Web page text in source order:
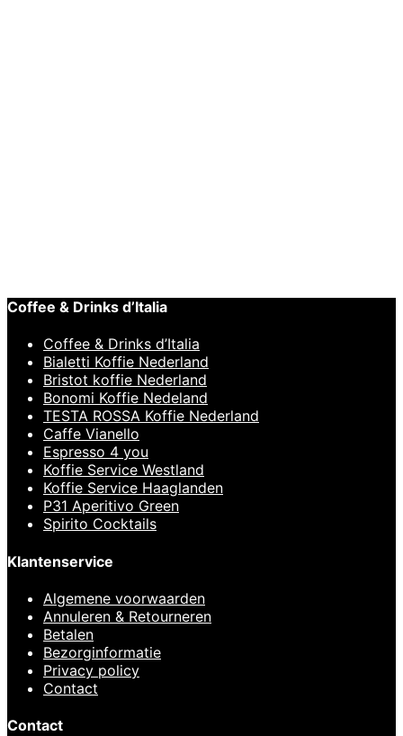
Coffee & Drinks d’Italia
Coffee & Drinks d’Italia
Bialetti Koffie Nederland
Bristot koffie Nederland
Bonomi Koffie Nedeland
TESTA ROSSA Koffie Nederland
Caffe Vianello
Espresso 4 you
Koffie Service Westland
Koffie Service Haaglanden
P31 Aperitivo Green
Spirito Cocktails
Klantenservice
Algemene voorwaarden
Annuleren & Retourneren
Betalen
Bezorginformatie
Privacy policy
Contact
Contact